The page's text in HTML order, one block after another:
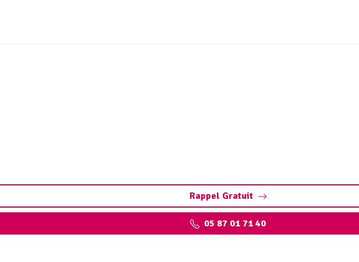
Rappel Gratuit
05 87 01 71 40